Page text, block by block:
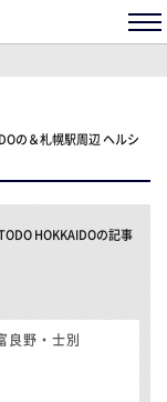
の＆札幌駅周辺 ヘルシ
HOKKAIDOの記事
良野・士別